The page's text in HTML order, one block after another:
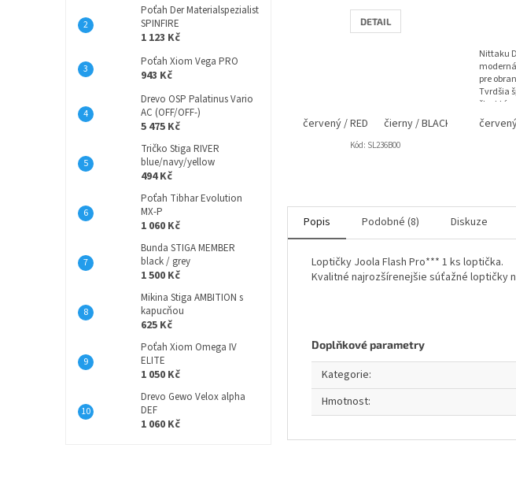
Poťah Der Materialspezialist
SPINFIRE
1 123 Kč
Poťah Xiom Vega PRO
943 Kč
Drevo OSP Palatinus Vario
AC (OFF/OFF-)
5 475 Kč
Tričko Stiga RIVER
blue/navy/yellow
494 Kč
Poťah Tibhar Evolution
MX-P
1 060 Kč
Bunda STIGA MEMBER
black / grey
1 500 Kč
Mikina Stiga AMBITION s
kapucňou
625 Kč
Poťah Xiom Omega IV
ELITE
1 050 Kč
Drevo Gewo Velox alpha
DEF
1 060 Kč
DETAIL
červený / RED čierny / BLACK
Kód: SL236B00
Nittaku
pre
Tvrdšia
rušivý
Popis Podobné (8) Diskuze
Loptičky Joola Flash Pro*** 1 ks loptička.
Kvalitné najrozšírenejšie súťažné loptičky
Doplňkové parametry
Kategorie:
Hmotnost: